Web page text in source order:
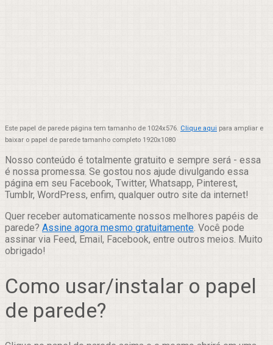
Este papel de parede página tem tamanho de 1024x576. Clique aqui para ampliar e
baixar o papel de parede tamanho completo 1920x1080
Nosso conteúdo é totalmente gratuito e sempre será - essa
é nossa promessa. Se gostou nos ajude divulgando essa
página em seu Facebook, Twitter, Whatsapp, Pinterest,
Tumblr, WordPress, enfim, qualquer outro site da internet!
Quer receber automaticamente nossos melhores papéis de
parede? Assine agora mesmo gratuitamente. Você pode
assinar via Feed, Email, Facebook, entre outros meios. Muito
obrigado!
Como usar/instalar o papel
de parede?